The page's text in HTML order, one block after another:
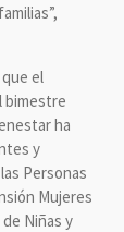
el
bimestre
ha
y
Personas
Mujeres
Niñas y